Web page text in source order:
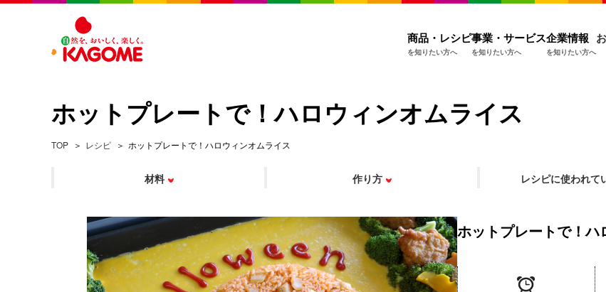
商品・レシピ
を知りたい方へ
事業・サービス
を知りたい方へ
企業情報
を知りたい方へ
ホットプレートで！ハロウィンオムライス
TOP レシピ ホットプレートで！ハロウィンオムライス
材料 作り方 レシピに使われて
ホットプレートで！ハ